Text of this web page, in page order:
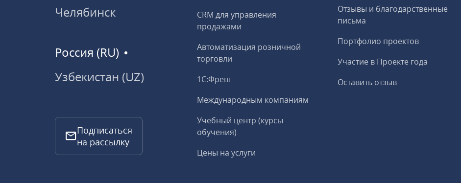
Челябинск
Россия (RU)
Узбекистан (UZ)
Подписаться
на рассылку
CRM для управления
продажами
Автоматизация розничной
торговли
1С:Фреш
Международным компаниям
Учебный центр (курсы
обучения)
Цены на услуги
Отзывы и благодарственные
письма
Портфолио проектов
Участие в Проекте года
Оставить отзыв